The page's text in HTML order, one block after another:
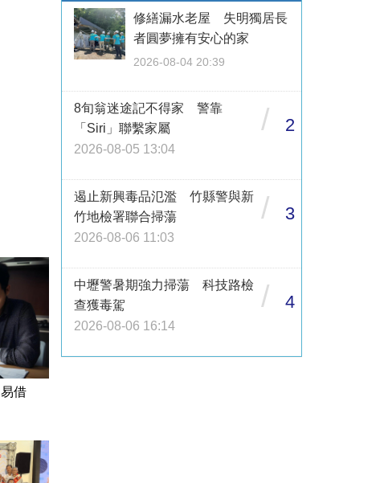
借
修繕漏水老屋 失明獨居長
者圓夢擁有安心的家
2026-08-04 20:39
8旬翁迷途記不得家 警靠
「Siri」聯繫家屬
2026-08-05 13:04
/ 2
遏止新興毒品氾濫 竹縣警與新
竹地檢署聯合掃蕩
2026-08-06 11:03
/ 3
中壢警暑期強力掃蕩 科技路檢
查獲毒駕
2026-08-06 16:14
/ 4